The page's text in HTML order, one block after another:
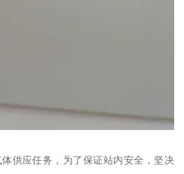
供应任务，为了保证站内安全，坚决